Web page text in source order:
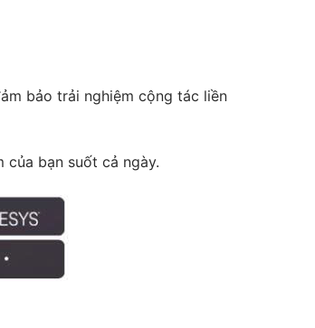
bảo trải nghiệm cộng tác liền
bạn suốt cả ngày.